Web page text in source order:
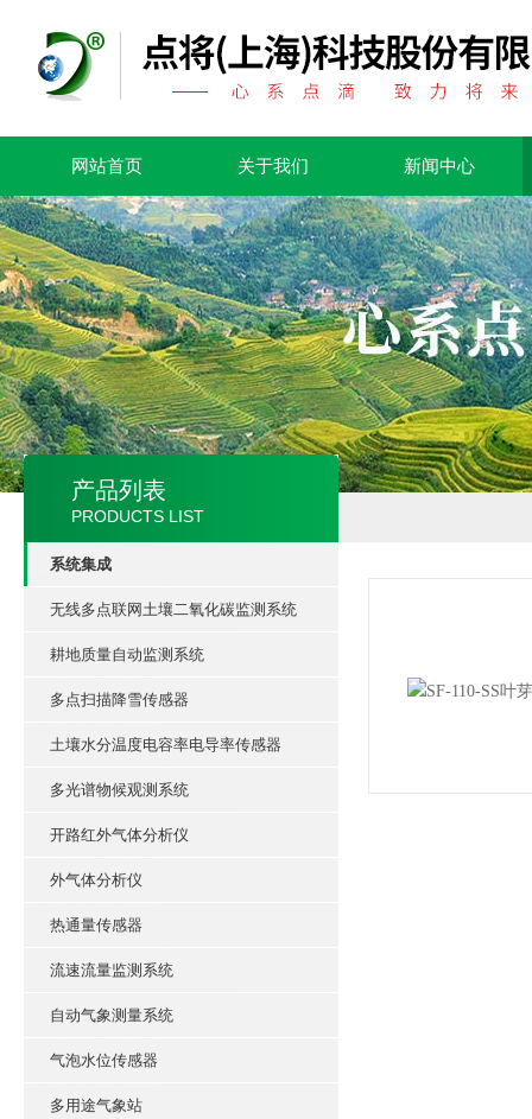
网站首页 关于我们 新闻中心
产品列表
PRODUCTS LIST
系统集成
无线多点联网土壤二氧化碳监测系统
耕地质量自动监测系统
多点扫描降雪传感器
土壤水分温度电容率电导率传感器
多光谱物候观测系统
开路红外气体分析仪
外气体分析仪
热通量传感器
流速流量监测系统
自动气象测量系统
气泡水位传感器
多用途气象站